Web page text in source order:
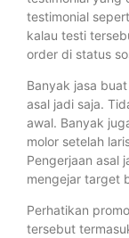
testimonial
kalau testi
order di status
Banyak jasa
asal jadi saja.
awal. Banyak
molor setelah
Pengerjaan asal
mengejar target
Perhatikan
tersebut